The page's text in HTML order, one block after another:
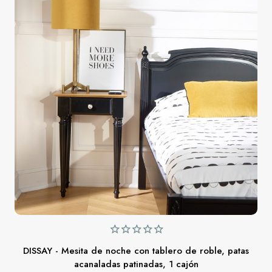
DISSAY - Mesita de noche con tablero de roble, patas
acanaladas patinadas, 1 cajón